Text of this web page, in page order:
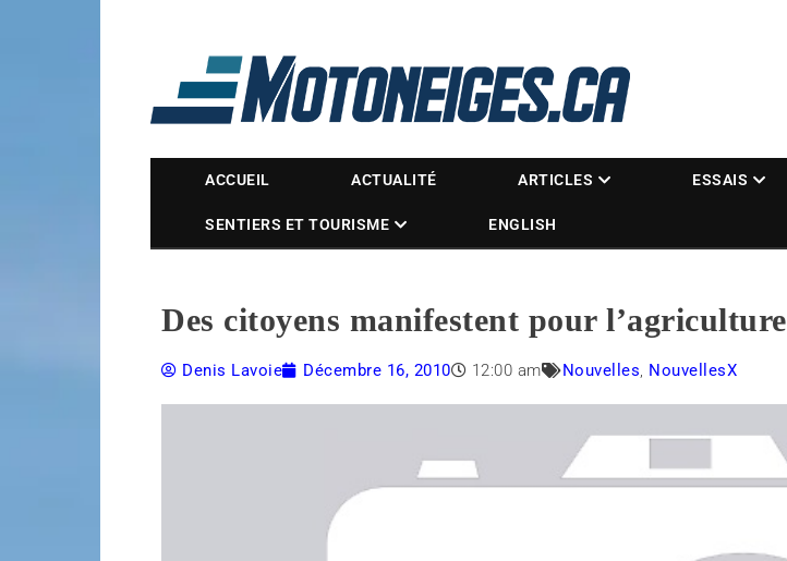
Magazine Motoneiges.ca
ACCUEIL ACTUALITÉ ARTICLES ESSAIS
SENTIERS ET TOURISME ENGLISH
Des citoyens manifestent pour l’agriculture
Denis Lavoie Décembre 16, 2010 12:00 am Nouvelles, NouvellesX